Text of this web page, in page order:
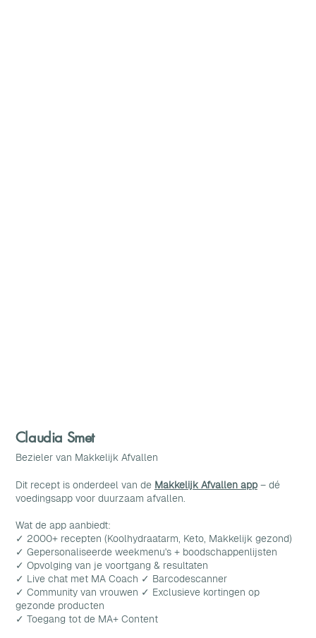
Claudia Smet
Bezieler van Makkelijk Afvallen
Dit recept is onderdeel van de Makkelijk Afvallen app– dé
voedingsapp voor duurzaam afvallen.
Wat de app aanbiedt:
✓ 2000+ recepten (Koolhydraatarm, Keto, Makkelijk gezond)
✓ Gepersonaliseerde weekmenu's + boodschappenlijsten
✓ Opvolging van je voortgang & resultaten
✓ Live chat met MA Coach ✓ Barcodescanner
✓ Community van vrouwen ✓ Exclusieve kortingen op
gezonde producten
✓ Toegang tot de MA+ Content